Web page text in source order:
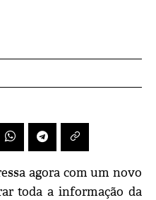
agora com um novo
toda a informação da